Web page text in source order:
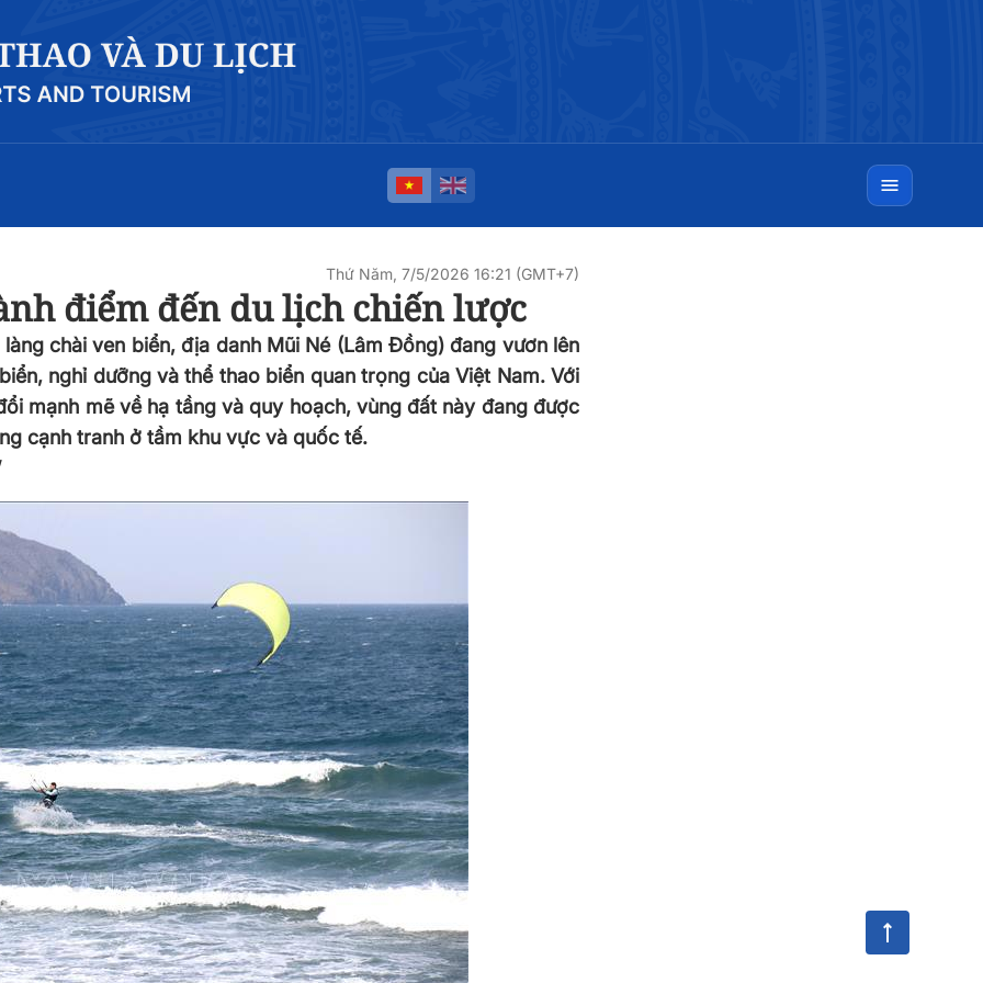
Thứ Năm, 7/5/2026 16:21 (GMT+7)
điểm đến du lịch chiến lược
chài ven biển, địa danh Mũi Né (Lâm Đồng) đang vươn lên
nghỉ dưỡng và thể thao biển quan trọng của Việt Nam. Với
mạnh mẽ về hạ tầng và quy hoạch, vùng đất này đang được
cạnh tranh ở tầm khu vực và quốc tế.